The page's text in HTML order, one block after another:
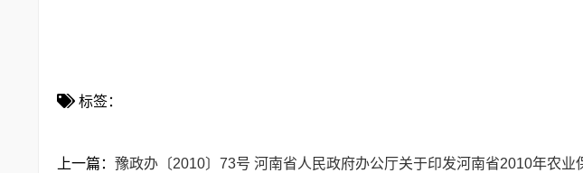
标签：
上一篇： 豫政办〔2010〕73号 河南省人民政府办公厅关于印发河南省2010年农业